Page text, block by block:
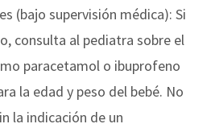
(bajo supervisión médica): Si
consulta al pediatra sobre el
paracetamol o ibuprofeno
la edad y peso del bebé. No
la indicación de un